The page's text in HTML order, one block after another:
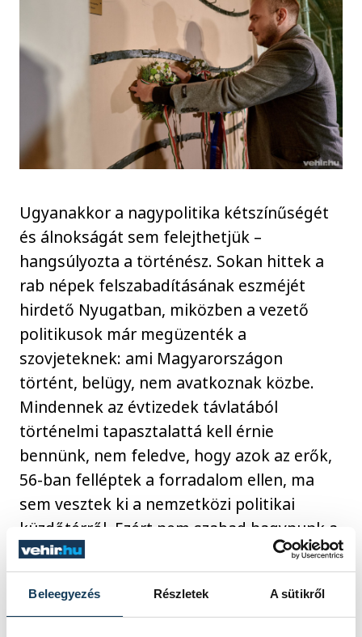
Beleegyezés Részletek A sütikről
Ugyanakkor a nagypolitika kétszínűségét
és álnokságát sem felejthetjük –
hangsúlyozta a történész. Sokan hittek a
rab népek felszabadításának eszméjét
hirdető Nyugatban, miközben a vezető
politikusok már megüzenték a
szovjeteknek: ami Magyarországon
történt, belügy, nem avatkoznak közbe.
Mindennek az évtizedek távlatából
történelmi tapasztalattá kell érnie
bennünk, nem feledve, hogy azok az erők,
56-ban felléptek a forradalom ellen, ma
sem vesztek ki a nemzetközi politikai
küzdőtérről. Ezért nem szabad hagynunk a
szirénhangoktól elkábulva olyan eszmék
sodrába jutni, amelyik végső soron a
vesztünket jelenti. Öntudattal ki kell állni
magunkért, megbecsülni hőseinket, akik